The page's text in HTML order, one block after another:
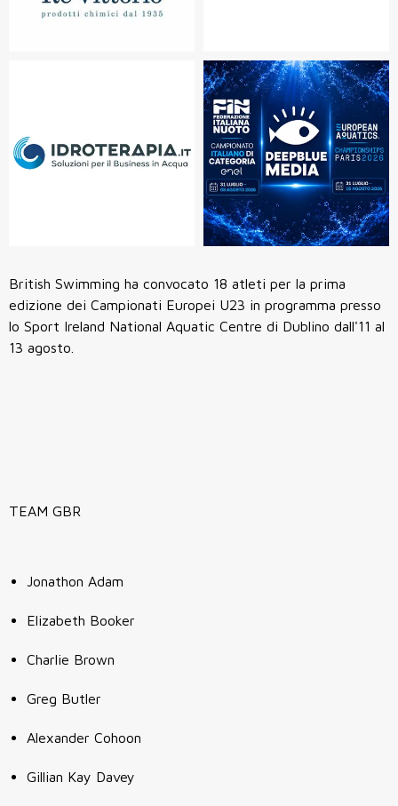
British Swimming ha convocato 18 atleti per la prima
edizione dei Campionati Europei U23 in programma presso
lo Sport Ireland National Aquatic Centre di Dublino dall'11 al
13 agosto.
TEAM GBR
Jonathon Adam
Elizabeth Booker
Charlie Brown
Greg Butler
Alexander Cohoon
Gillian Kay Davey